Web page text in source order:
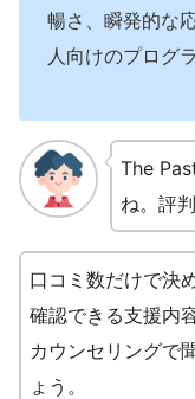
暢さ、瞬発的な
人向けのプログ
The
ね。評
口コミ数だけで決
確認できる支援内
カウンセリングで
ょう。